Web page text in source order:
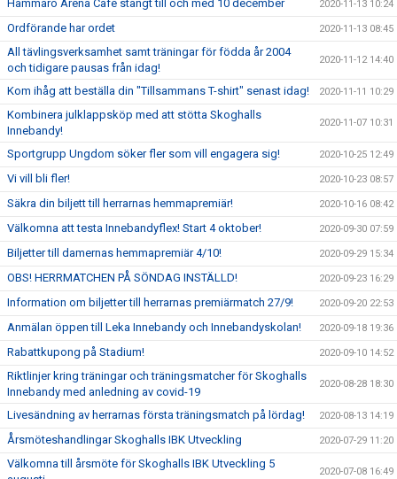
Hammarö Arena Café stängt till och med 10 december 2020-11-13 10:24
Ordförande har ordet 2020-11-13 08:45
All tävlingsverksamhet samt träningar för födda år 2004
och tidigare pausas från idag!
2020-11-12 14:40
Kom ihåg att beställa din "Tillsammans T-shirt" senast idag! 2020-11-11 10:29
Kombinera julklappsköp med att stötta Skoghalls
Innebandy!
2020-11-07 10:31
Sportgrupp Ungdom söker fler som vill engagera sig! 2020-10-25 12:49
Vi vill bli fler! 2020-10-23 08:57
Säkra din biljett till herrarnas hemmapremiär! 2020-10-16 08:42
Välkomna att testa Innebandyflex! Start 4 oktober! 2020-09-30 07:59
Biljetter till damernas hemmapremiär 4/10! 2020-09-29 15:34
OBS! HERRMATCHEN PÅ SÖNDAG INSTÄLLD! 2020-09-23 16:29
Information om biljetter till herrarnas premiärmatch 27/9! 2020-09-20 22:53
Anmälan öppen till Leka Innebandy och Innebandyskolan! 2020-09-18 19:36
Rabattkupong på Stadium! 2020-09-10 14:52
Riktlinjer kring träningar och träningsmatcher för Skoghalls
Innebandy med anledning av covid-19
2020-08-28 18:30
Livesändning av herrarnas första träningsmatch på lördag! 2020-08-13 14:19
Årsmöteshandlingar Skoghalls IBK Utveckling 2020-07-29 11:20
Välkomna till årsmöte för Skoghalls IBK Utveckling 5
2020-07-08 16:49